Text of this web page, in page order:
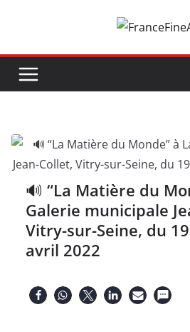
🔊 “La Matière du
Galerie municipale
Vitry-sur-Seine, du
avril 2022